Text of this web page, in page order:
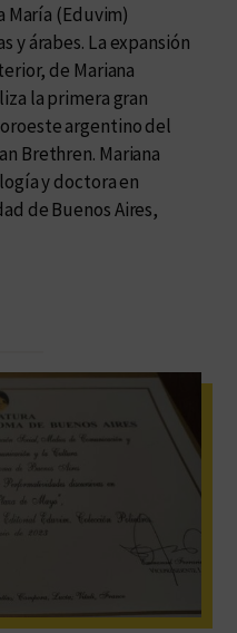
María (Eduvim)
y árabes. La expansión
de Mariana
la primera gran
argentino del
Brethren. Mariana
y doctora en
de Buenos Aires,